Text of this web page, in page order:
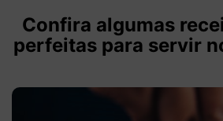
Confira algumas
perfeitas para servir
Tipo de imóvel
Cidade